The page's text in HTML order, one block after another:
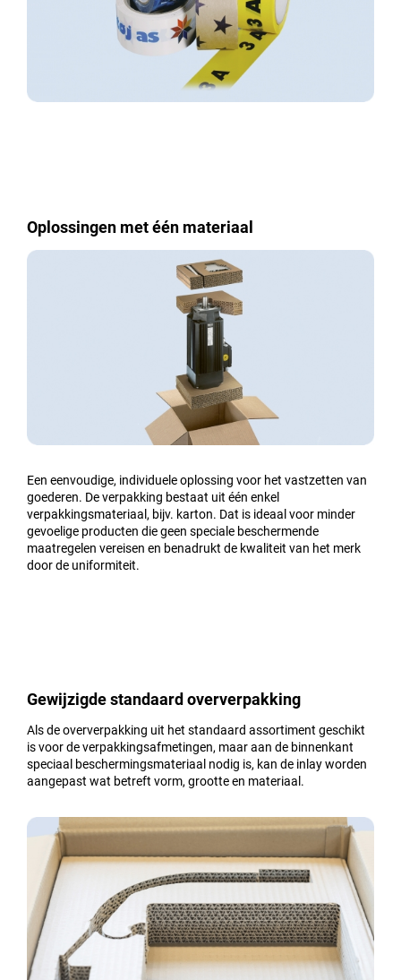
Oplossingen met één materiaal
Een eenvoudige, individuele oplossing voor het vastzetten van
goederen. De verpakking bestaat uit één enkel
verpakkingsmateriaal, bijv. karton. Dat is ideaal voor minder
gevoelige producten die geen speciale beschermende
maatregelen vereisen en benadrukt de kwaliteit van het merk
door de uniformiteit.
Gewijzigde standaard oververpakking
Als de oververpakking uit het standaard assortiment geschikt
is voor de verpakkingsafmetingen, maar aan de binnenkant
speciaal beschermingsmateriaal nodig is, kan de inlay worden
aangepast wat betreft vorm, grootte en materiaal.